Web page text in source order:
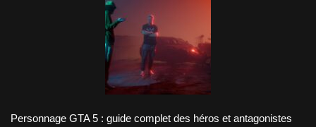
Personnage GTA 5 : guide complet des héros et antagonistes